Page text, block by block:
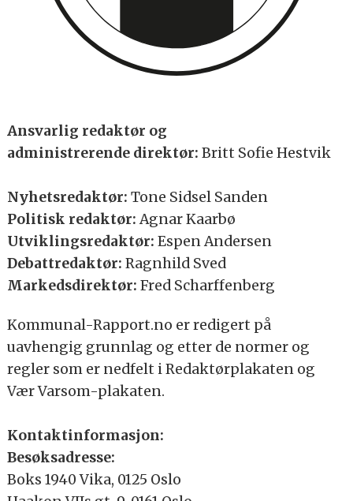
Ansvarlig redaktør og
administrerende direktør: Britt Sofie Hestvik
Nyhetsredaktør:Tone Sidsel Sanden
Politisk redaktør:Agnar Kaarbø
Utviklingsredaktør:Espen Andersen
Debattredaktør:Ragnhild Sved
Markedsdirektør:Fred Scharffenberg
Kommunal-Rapport.no er redigert på
uavhengig grunnlag og etter de normer og
regler som er nedfelt i Redaktørplakaten og
Vær Varsom-plakaten.
Kontaktinformasjon:
Besøksadresse:
Boks 1940 Vika, 0125 Oslo